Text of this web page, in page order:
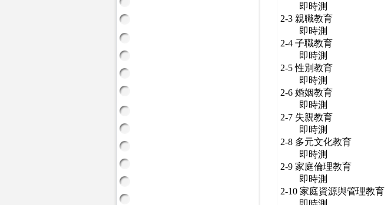
即時測
2-3 親職教育
即時測
2-4 子職教育
即時測
2-5 性別教育
即時測
2-6 婚姻教育
即時測
2-7 失親教育
即時測
2-8 多元文化教育
即時測
2-9 家庭倫理教育
即時測
2-10 家庭資源與管理教育